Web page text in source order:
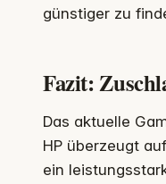
günstiger zu
Fazit:
Das aktuelle
HP überzeugt
ein